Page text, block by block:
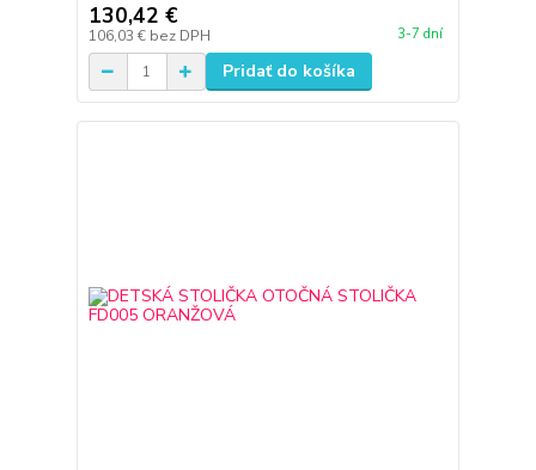
130,42 €
106,03 € bez DPH 3-7 dní
Pridať do košíka